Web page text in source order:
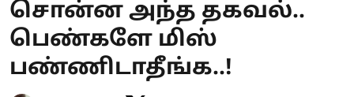
சொன்ன அந்த தகவல்..
பெண்களே மிஸ்
பண்ணிடாதீங்க..!